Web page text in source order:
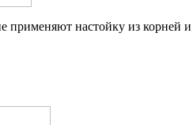
настойку из корней и